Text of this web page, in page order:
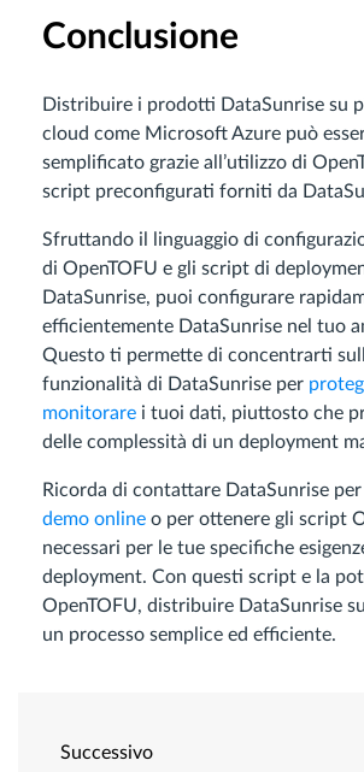
Conclusione
Distribuire i prodotti DataSunrise su
cloud come Microsoft Azure può
semplificato grazie all’utilizzo di
script preconfigurati forniti da
Sfruttando il linguaggio di
di OpenTOFU e gli script di
DataSunrise, puoi configurare
efficientemente DataSunrise nel tuo
Questo ti permette di concentrarti
funzionalità di DataSunrise per
monitorare i tuoi dati, piuttosto che
delle complessità di un deployment
Ricorda di contattare DataSunrise
demo online o per ottenere gli script
necessari per le tue specifiche
deployment. Con questi script e la
OpenTOFU, distribuire DataSunrise
un processo semplice ed efficiente.
Successivo